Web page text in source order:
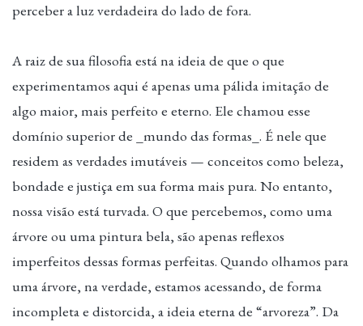
perceber a luz verdadeira do lado de fora.
A raiz de sua filosofia está na ideia de que o que
experimentamos aqui é apenas uma pálida imitação de
algo maior, mais perfeito e eterno. Ele chamou esse
domínio superior de _mundo das formas_. É nele que
residem as verdades imutáveis — conceitos como beleza,
bondade e justiça em sua forma mais pura. No entanto,
nossa visão está turvada. O que percebemos, como uma
árvore ou uma pintura bela, são apenas reflexos
imperfeitos dessas formas perfeitas. Quando olhamos para
uma árvore, na verdade, estamos acessando, de forma
incompleta e distorcida, a ideia eterna de “arvoreza”. Da